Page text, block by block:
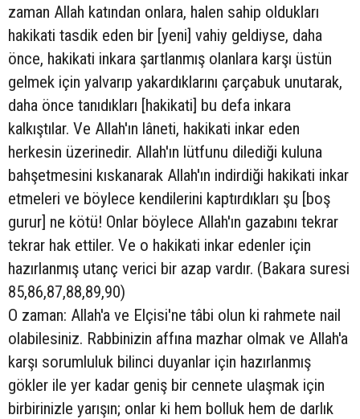
zaman Allah katından onlara, halen sahip oldukları
hakikati tasdik eden bir [yeni] vahiy geldiyse, daha
önce, hakikati inkara şartlanmış olanlara karşı üstün
gelmek için yalvarıp yakardıklarını çarçabuk unutarak,
daha önce tanıdıkları [hakikati] bu defa inkara
kalkıştılar. Ve Allah'ın lâneti, hakikati inkar eden
herkesin üzerinedir. Allah'ın lütfunu dilediği kuluna
bahşetmesini kıskanarak Allah'ın indirdiği hakikati inkar
etmeleri ve böylece kendilerini kaptırdıkları şu [boş
gurur] ne kötü! Onlar böylece Allah'ın gazabını tekrar
tekrar hak ettiler. Ve o hakikati inkar edenler için
hazırlanmış utanç verici bir azap vardır. (Bakara suresi
85,86,87,88,89,90)
O zaman: Allah'a ve Elçisi'ne tâbi olun ki rahmete nail
olabilesiniz. Rabbinizin affına mazhar olmak ve Allah'a
karşı sorumluluk bilinci duyanlar için hazırlanmış
gökler ile yer kadar geniş bir cennete ulaşmak için
birbirinizle yarışın; onlar ki hem bolluk hem de darlık